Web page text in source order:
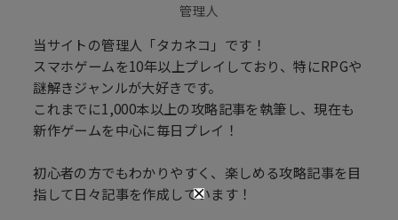
管理人
当サイトの管理人「タカネコ」です！
スマホゲームを10年以上プレイしており、特にRPGや
謎解きジャンルが大好きです。
これまでに1,000本以上の攻略記事を執筆し、現在も
新作ゲームを中心に毎日プレイ！
初心者の方でもわかりやすく、楽しめる攻略記事を目
指して日々記事を作成しています！